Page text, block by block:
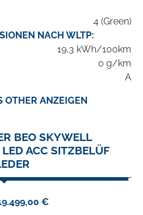
4 (Green)
NACH WLTP:
19,3 kWh/100km
0 g/km
A
OTHER ANZEIGEN
BEO SKYWELL
ACC SITZBELÜF
€